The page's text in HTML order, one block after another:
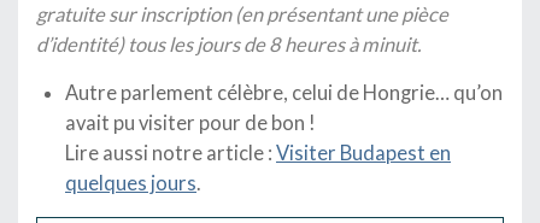
gratuite sur inscription (en présentant une pièce
d’identité) tous les jours de 8 heures à minuit.
Autre parlement célèbre, celui de Hongrie… qu’on
avait pu visiter pour de bon !
Lire aussi notre article : Visiter Budapest en
quelques jours.